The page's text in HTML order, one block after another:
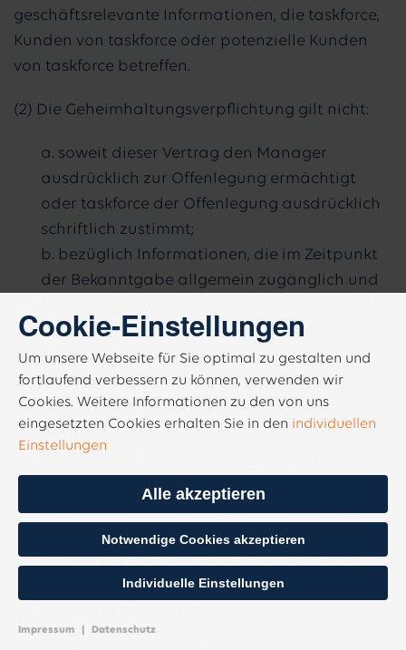
geschäftsrelevante Informationen, die taskforce,
Kunden von taskforce oder potenzielle Kunden
von taskforce betreffen.
(2) Die Geheimhaltungsverpflichtung gilt nicht:
a. soweit dieser Vertrag den Manager
ausdrücklich zur Offenlegung ermächtigt
oder taskforce der Offenlegung ausdrücklich
schriftlich zustimmt;
b. bezüglich Informationen, die im Zeitpunkt
der Bekanntgabe allgemein zugänglich und
um die Übermittlung von Adressdaten;
c. bezüglich Informationen, die ohne
Verwendung der vertraulichen Information
der anderen Partei eigenständig erarbeitet
wurden;
d. soweit der Manager aus gesetzlichen
Gründen oder aufgrund behördlicher oder
gerichtlicher Anordnungen zur Bekanntgabe
der Informationen verpflichtet ist;
e. wenn die Weitergabe der vertraulichen
Informationen für taskforce ersichtlich und
Cookie-Einstellungen
Um unsere Webseite für Sie optimal zu gestalten und
fortlaufend verbessern zu können, verwenden wir
Cookies. Weitere Informationen zu den von uns
eingesetzten Cookies erhalten Sie in den individuellen
Einstellungen
Alle akzeptieren
Notwendige Cookies akzeptieren
Impressum Datenschutz
Individuelle Einstellungen